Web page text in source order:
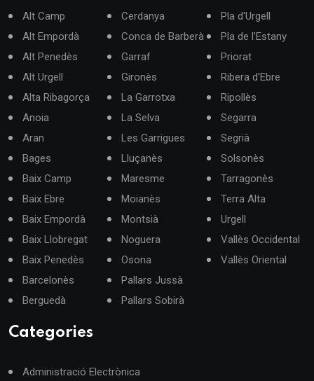
Alt Camp
Alt Empordà
Alt Penedès
Alt Urgell
Alta Ribagorça
Anoia
Aran
Bages
Baix Camp
Baix Ebre
Baix Empordà
Baix Llobregat
Baix Penedès
Barcelonès
Berguedà
Cerdanya
Conca de Barberà
Garraf
Gironès
La Garrotxa
La Selva
Les Garrigues
Lluçanès
Maresme
Moianès
Montsià
Noguera
Osona
Pallars Jussà
Pallars Sobirà
Pla d'Urgell
Pla de l'Estany
Priorat
Ribera d'Ebre
Ripollès
Segarra
Segrià
Solsonès
Tarragonès
Terra Alta
Urgell
Vallès Occidental
Vallès Oriental
Categories
Administració Electrònica